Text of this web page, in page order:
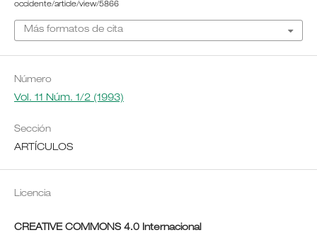
occidente/article/view/5866
Más formatos de cita
Número
Vol. 11 Núm. 1/2 (1993)
Sección
ARTÍCULOS
Licencia
CREATIVE COMMONS 4.0 Internacional